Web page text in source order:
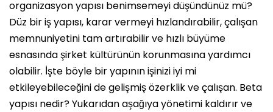
organizasyon yapısı benimsemeyi düşündünüz mü?
Düz bir iş yapısı, karar vermeyi hızlandırabilir, çalışan
memnuniyetini tam artırabilir ve hızlı büyüme
esnasında şirket kültürünün korunmasına yardımcı
olabilir. İşte böyle bir yapının işinizi iyi mi
etkileyebileceğini de gelişmiş özerklik ve çalışan. Beta
yapısı nedir? Yukarıdan aşağıya yönetimi kaldırır ve